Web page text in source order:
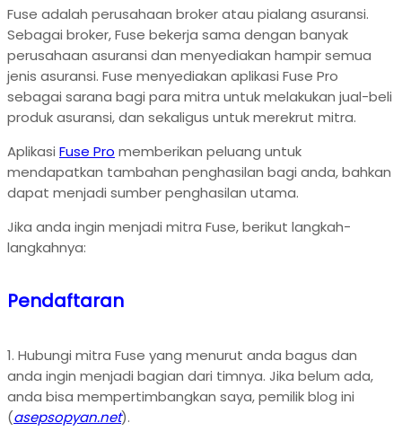
Fuse adalah perusahaan broker atau pialang asuransi.
Sebagai broker, Fuse bekerja sama dengan banyak
perusahaan asuransi dan menyediakan hampir semua
jenis asuransi. Fuse menyediakan aplikasi Fuse Pro
sebagai sarana bagi para mitra untuk melakukan jual-beli
produk asuransi, dan sekaligus untuk merekrut mitra.
Aplikasi Fuse Pro memberikan peluang untuk
mendapatkan tambahan penghasilan bagi anda, bahkan
dapat menjadi sumber penghasilan utama.
Jika anda ingin menjadi mitra Fuse, berikut langkah-
langkahnya:
Pendaftaran
1. Hubungi mitra Fuse yang menurut anda bagus dan
anda ingin menjadi bagian dari timnya. Jika belum ada,
anda bisa mempertimbangkan saya, pemilik blog ini
(asepsopyan.net).